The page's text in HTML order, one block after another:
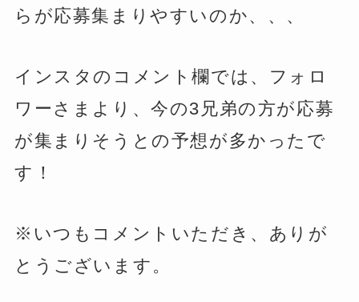
らが応募集まりやすいのか、、、
インスタのコメント欄では、フォロ
ワーさまより、今の3兄弟の方が応募
が集まりそうとの予想が多かったで
す！
※いつもコメントいただき、ありが
とうございます。